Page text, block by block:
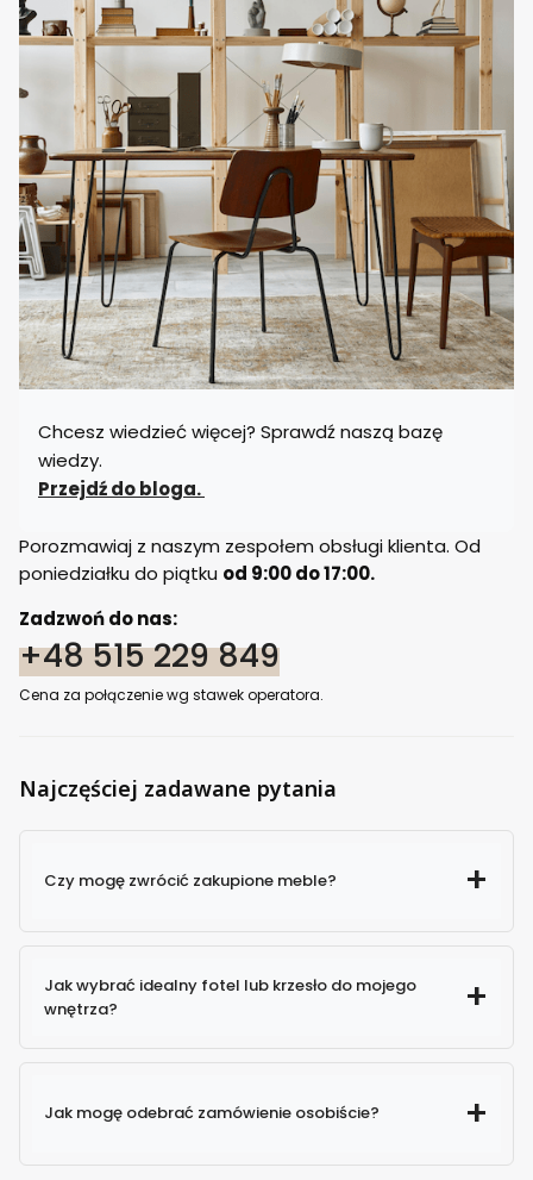
Chcesz wiedzieć więcej? Sprawdź naszą bazę
wiedzy.
Przejdź do bloga.
Porozmawiaj z naszym zespołem obsługi klienta. Od
poniedziałku do piątku od 9:00 do 17:00.
Zadzwoń do nas:
+48 515 229 849
Cena za połączenie wg stawek operatora.
Najczęściej zadawane pytania
Czy mogę zwrócić zakupione meble?
Jak wybrać idealny fotel lub krzesło do mojego
wnętrza?
Jak mogę odebrać zamówienie osobiście?